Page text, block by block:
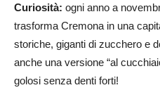
Curiosità: ogni anno a
trasforma Cremona in una
storiche, giganti di zucchero e
anche una versione “al
golosi senza denti forti!